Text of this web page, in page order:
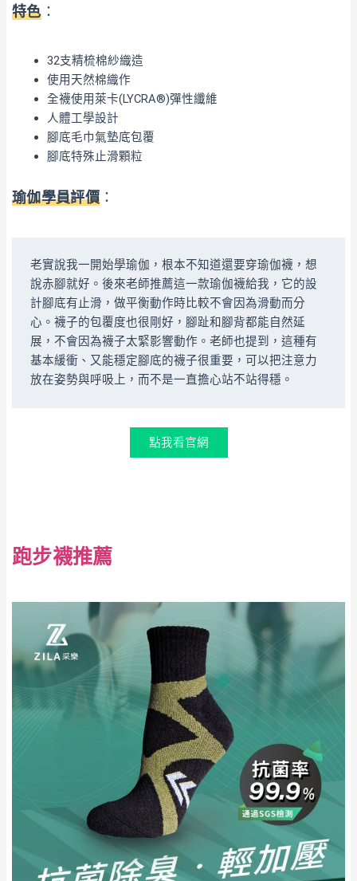
特色：
32支精梳棉紗織造
使用天然棉織作
全襪使用萊卡(LYCRA®)彈性纖維
人體工學設計
腳底毛巾氣墊底包覆
腳底特殊止滑顆粒
瑜伽學員評價：
老實說我一開始學瑜伽，根本不知道還要穿瑜伽襪，想
說赤腳就好。後來老師推薦這一款瑜伽襪給我，它的設
計腳底有止滑，做平衡動作時比較不會因為滑動而分
心。襪子的包覆度也很剛好，腳趾和腳背都能自然延
展，不會因為襪子太緊影響動作。老師也提到，這種有
基本緩衝、又能穩定腳底的襪子很重要，可以把注意力
放在姿勢與呼吸上，而不是一直擔心站不站得穩。
點我看官網
跑步襪推薦